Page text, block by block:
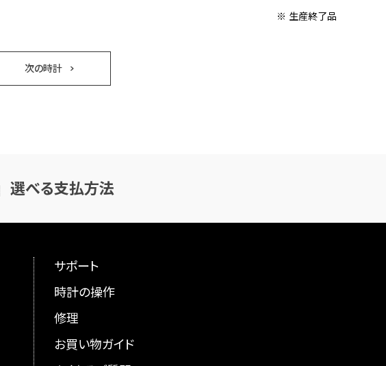
※ 生産終了品
次の時計
選べる支払方法
サポート
時計の操作
修理
お買い物ガイド